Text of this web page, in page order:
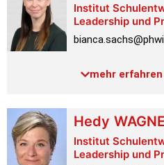
Institut
Leadership und
Link PH-Online
mehr erfahren
Hedy
Institut
Leadership und